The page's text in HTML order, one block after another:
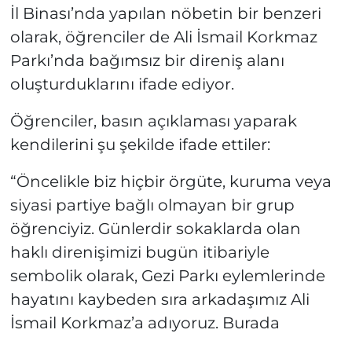
İl Binası’nda yapılan nöbetin bir benzeri
olarak, öğrenciler de Ali İsmail Korkmaz
Parkı’nda bağımsız bir direniş alanı
oluşturduklarını ifade ediyor.
Öğrenciler, basın açıklaması yaparak
kendilerini şu şekilde ifade ettiler:
“Öncelikle biz hiçbir örgüte, kuruma veya
siyasi partiye bağlı olmayan bir grup
öğrenciyiz. Günlerdir sokaklarda olan
haklı direnişimizi bugün itibariyle
sembolik olarak, Gezi Parkı eylemlerinde
hayatını kaybeden sıra arkadaşımız Ali
İsmail Korkmaz’a adıyoruz. Burada